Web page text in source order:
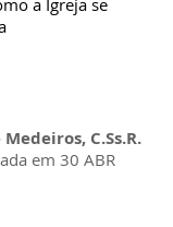
a Igreja se
C.Ss.R.
em 30 ABR